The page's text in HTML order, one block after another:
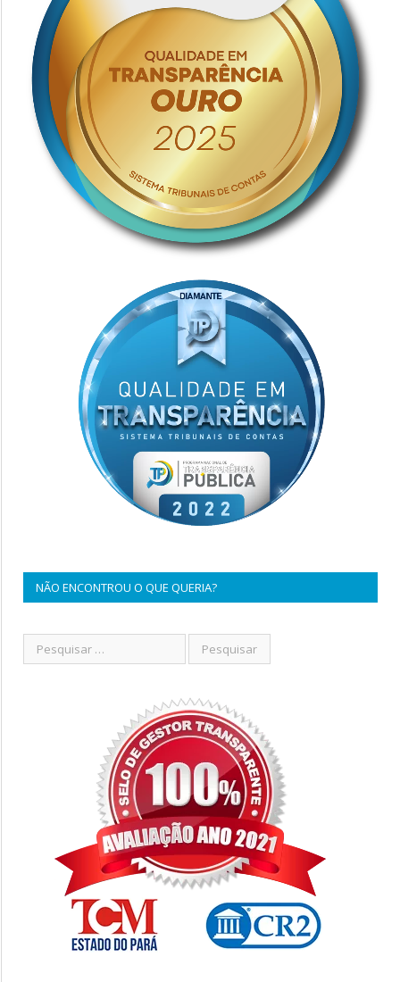
NÃO ENCONTROU O QUE QUERIA?